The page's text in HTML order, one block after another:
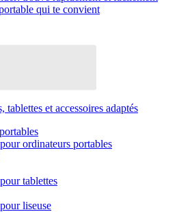
qui te convient
tablettes et accessoires adaptés
ordinateurs portables
tablettes
liseuse